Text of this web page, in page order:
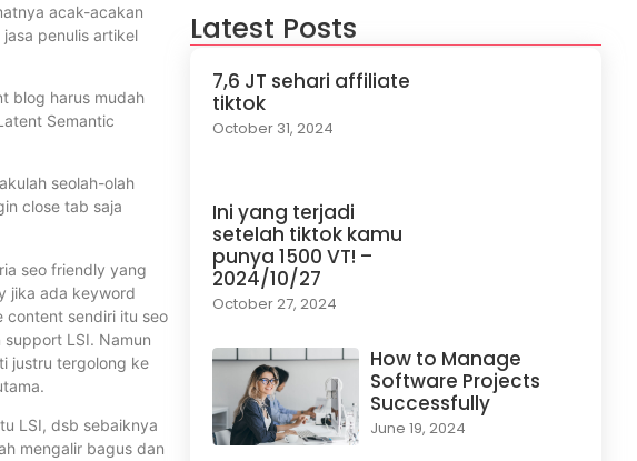
acak-acakan
penulis artikel
blog harus mudah
Semantic
seolah-olah
close tab saja
seo friendly yang
jika ada keyword
content sendiri itu seo
LSI. Namun
justru tergolong ke
LSI, dsb sebaiknya
mengalir bagus dan
Latest Posts
7,6 JT sehari affiliate
tiktok
October 31, 2024
Ini yang terjadi
setelah tiktok kamu
punya 1500 VT! –
2024/10/27
October 27, 2024
How to Manage
Software Projects
Successfully
June 19, 2024